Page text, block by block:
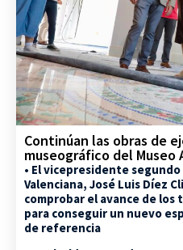
Continúan las obras de
museográfico del Museo
• El vicepresidente
Valenciana, José Luis Díez
comprobar el avance de
para conseguir un nuevo
de referencia